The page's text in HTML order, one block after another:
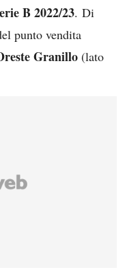
B 2022/23. Di
punto vendita
Granillo (lato